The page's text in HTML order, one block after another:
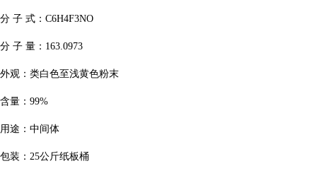
分 子 式： C6H4F3NO
分 子 量： 163.0973
外观：类白色至浅黄色粉末
含量： 99%
用途：中间体
包装： 25公斤纸板桶